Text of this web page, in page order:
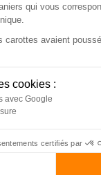
qui vous
carottes avaient
cookies :
avec Google
certifiés par